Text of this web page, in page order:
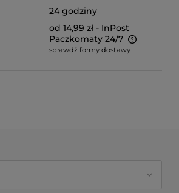
24 godziny
od 14,99 zł - InPost
Paczkomaty 24/7
ewentualnych kosztów płatności
sprawdź formy dostawy